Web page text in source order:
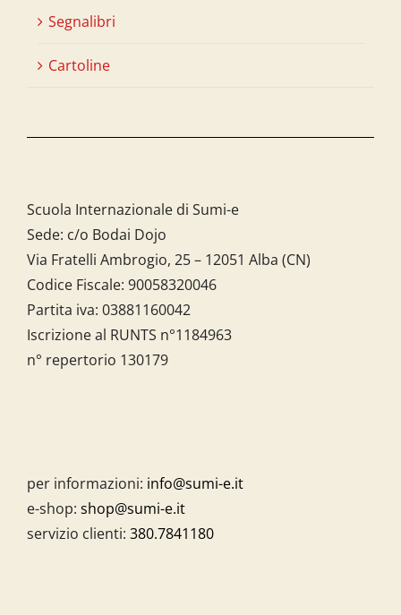
Segnalibri
Cartoline
Scuola Internazionale di Sumi-e
Sede: c/o Bodai Dojo
Via Fratelli Ambrogio, 25 – 12051 Alba (CN)
Codice Fiscale: 90058320046
Partita iva: 03881160042
Iscrizione al RUNTS n°1184963
n° repertorio 130179
per informazioni: info@sumi-e.it
e-shop: shop@sumi-e.it
servizio clienti: 380.7841180